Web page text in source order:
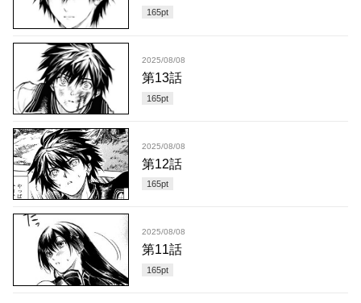
165pt
2025/08/08
第13話
165pt
2025/08/08
第12話
165pt
2025/08/08
第11話
165pt